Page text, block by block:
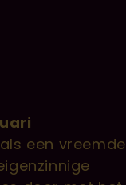
een vreemde